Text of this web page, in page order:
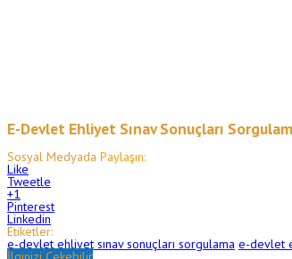
E-Devlet Ehliyet Sınav Sonuçları
Sosyal Medyada Paylaşın:
Like
Tweetle
+1
Pinterest
Linkedin
Etiketler:
e-devlet ehliyet sınav sonuçları sorgulama e-devlet